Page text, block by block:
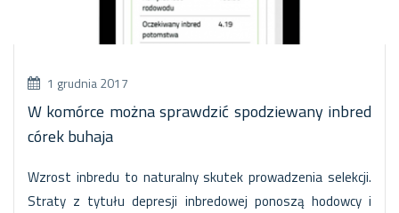
1 grudnia 2017
W komórce można sprawdzić spodziewany inbred
córek buhaja
Wzrost inbredu to naturalny skutek prowadzenia selekcji.
Straty z tytułu depresji inbredowej ponoszą hodowcy i